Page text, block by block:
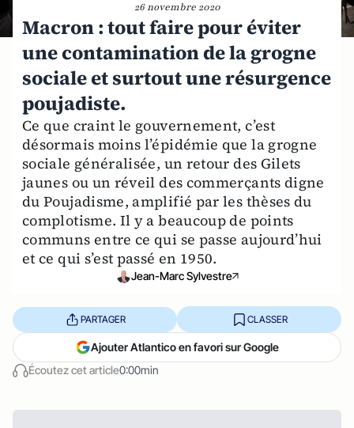
26 novembre 2020
Macron : tout faire pour éviter
une contamination de la grogne
sociale et surtout une résurgence
poujadiste.
Ce que craint le gouvernement, c’est
désormais moins l’épidémie que la grogne
sociale généralisée, un retour des Gilets
jaunes ou un réveil des commerçants digne
du Poujadisme, amplifié par les thèses du
complotisme. Il y a beaucoup de points
communs entre ce qui se passe aujourd’hui
et ce qui s’est passé en 1950.
Jean-Marc Sylvestre
Écoutez cet article0:00min
PARTAGER CLASSER
Ajouter Atlantico en favori sur Google